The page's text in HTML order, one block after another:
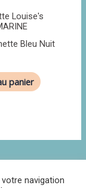
Bleu Nuit
panier
navigation